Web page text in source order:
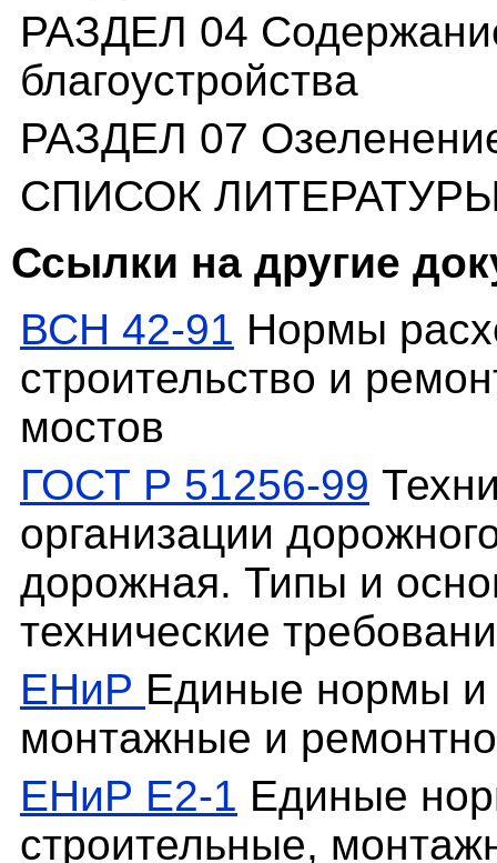
РАЗДЕЛ 04
благоустройства
РАЗДЕЛ 07
СПИСОК
Ссылки на другие
ВСН 42-91 Нормы
строительство и
мостов
ГОСТ Р 51256-99
организации
дорожная. Типы и
технические
ЕНиР Единые нормы и
монтажные и
ЕНиР Е2-1 Единые
строительные,